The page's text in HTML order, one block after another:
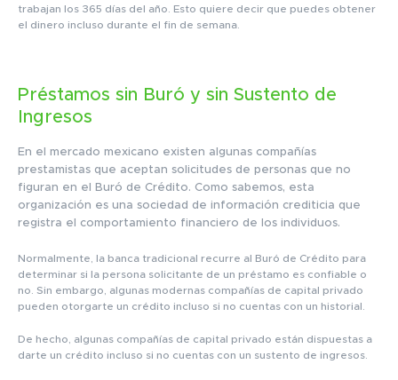
trabajan los 365 días del año. Esto quiere decir que puedes obtener
el dinero incluso durante el fin de semana.
Préstamos sin Buró y sin Sustento de
Ingresos
En el mercado mexicano existen algunas compañías
prestamistas que aceptan solicitudes de personas que no
figuran en el Buró de Crédito. Como sabemos, esta
organización es una sociedad de información crediticia que
registra el comportamiento financiero de los individuos.
Normalmente, la banca tradicional recurre al Buró de Crédito para
determinar si la persona solicitante de un préstamo es confiable o
no. Sin embargo, algunas modernas compañías de capital privado
pueden otorgarte un crédito incluso si no cuentas con un historial.
De hecho, algunas compañías de capital privado están dispuestas a
darte un crédito incluso si no cuentas con un sustento de ingresos.